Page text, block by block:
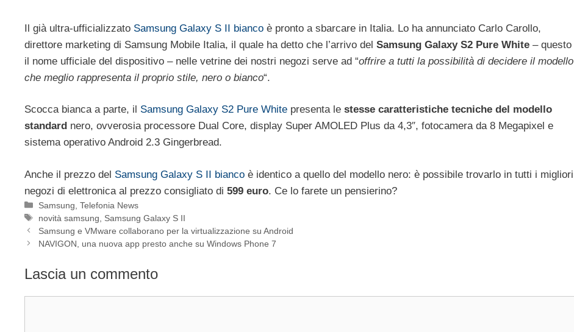
Il già ultra-ufficializzato Samsung Galaxy S II bianco è pronto a sbarcare in Italia. Lo ha annunciato Carlo Carollo,
direttore marketing di Samsung Mobile Italia, il quale ha detto che l’arrivo del Samsung Galaxy S2 Pure White – questo
il nome ufficiale del dispositivo – nelle vetrine dei nostri negozi serve ad “offrire a tutti la possibilità di decidere il modello
che meglio rappresenta il proprio stile, nero o bianco“.
Scocca bianca a parte, il Samsung Galaxy S2 Pure White presenta le stesse caratteristiche tecniche del modello
standard nero, ovverosia processore Dual Core, display Super AMOLED Plus da 4,3″, fotocamera da 8 Megapixel e
sistema operativo Android 2.3 Gingerbread.
Anche il prezzo del Samsung Galaxy S II bianco è identico a quello del modello nero: è possibile trovarlo in tutti i migliori
negozi di elettronica al prezzo consigliato di 599 euro. Ce lo farete un pensierino?
Categorie
Samsung ,Telefonia News
Tag
novità samsung
Samsung Galaxy S II
Samsung e VMware collaborano per la virtualizzazione su Android
NAVIGON, una nuova app presto anche su Windows Phone 7
Lascia un commento